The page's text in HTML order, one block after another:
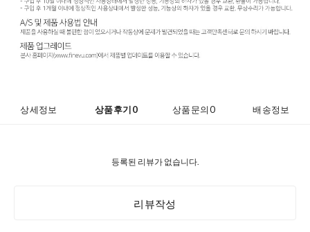
상세정보 상품후기0 상품문의0 배송정보
등록된 리뷰가 없습니다.
리뷰작성